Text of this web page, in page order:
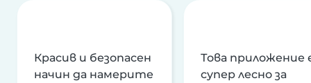
Красив и безопасен
начин да намерите
Това приложение
супер лесно за